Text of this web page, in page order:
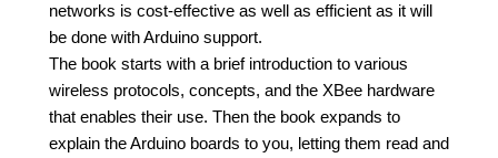
networks is cost-effective as well as efficient as it will
be done with Arduino support.
The book starts with a brief introduction to various
wireless protocols, concepts, and the XBee hardware
that enables their use. Then the book expands to
explain the Arduino boards to you, letting them read and